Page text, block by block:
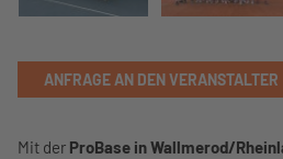
ANFRAGE AN DEN VERANSTALTER
Mit der ProBase in Wallmerod/